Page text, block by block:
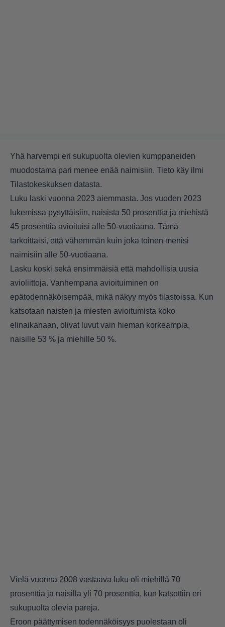
Yhä harvempi eri sukupuolta olevien kumppaneiden
muodostama pari menee enää naimisiin. Tieto käy ilmi
Tilastokeskuksen datasta.
Luku laski vuonna 2023 aiemmasta. Jos vuoden 2023
lukemissa pysyttäisiin, naisista 50 prosenttia ja miehistä
45 prosenttia avioituisi alle 50-vuotiaana. Tämä
tarkoittaisi, että vähemmän kuin joka toinen menisi
naimisiin alle 50-vuotiaana.
Lasku koski sekä ensimmäisiä että mahdollisia uusia
avioliittoja. Vanhempana avioituiminen on
epätodennäköisempää, mikä näkyy myös tilastoissa. Kun
katsotaan naisten ja miesten avioitumista koko
elinaikanaan, olivat luvut vain hieman korkeampia,
naisille 53 % ja miehille 50 %.
Vielä vuonna 2008 vastaava luku oli miehillä 70
prosenttia ja naisilla yli 70 prosenttia, kun katsottiin eri
sukupuolta olevia pareja.
Eroon päättymisen todennäköisyys puolestaan oli